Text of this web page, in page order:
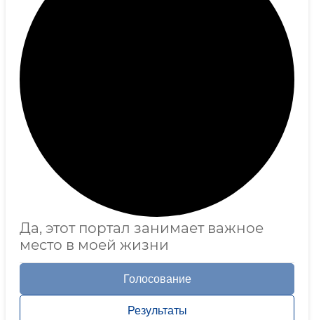
Да, этот портал занимает важное
место в моей жизни
Голосование
Результаты